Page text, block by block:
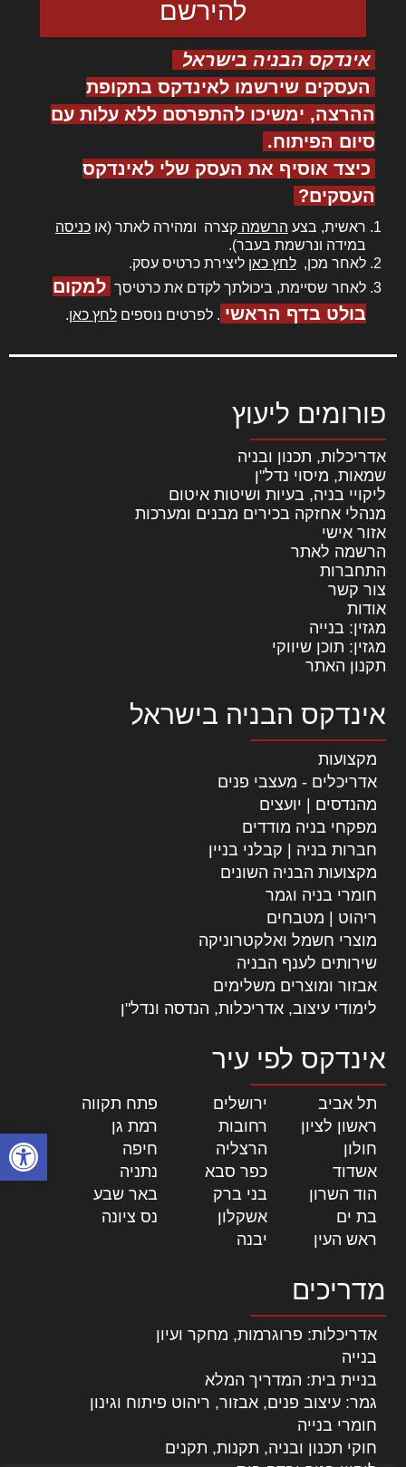
פתח
אינדקס הבניה בישראל
העסקים שירשמו לאינדקס בתקופת
ההרצה, ימשיכו להתפרסם ללא עלות עם
סיום הפיתוח.
כיצד אוסיף את העסק שלי לאינדקס
העסקים?
ראשית, בצע הרשמה קצרה ומהירה לאתר (או כניסה
במידה ונרשמת בעבר).
לאחר מכן, לחץ כאן ליצירת כרטיס עסק.
לאחר שסיימת, ביכולתך לקדם את כרטיסך למקום
בולט בדף הראשי . לפרטים נוספים לחץ כאן.
פורומים ליעוץ
אדריכלות, תכנון ובניה
שמאות, מיסוי נדל"ן
ליקויי בניה, בעיות ושיטות איטום
מנהלי אחזקה בכירים מבנים ומערכות
אזור אישי
הרשמה לאתר
התחברות
צור קשר
אודות
מגזין: בנייה
מגזין: תוכן שיווקי
תקנון האתר
אינדקס הבניה בישראל
מקצועות
אדריכלים - מעצבי פנים
מהנדסים | יועצים
מפקחי בניה מודדים
חברות בניה | קבלני בניין
מקצועות הבניה השונים
חומרי בניה וגמר
ריהוט | מטבחים
מוצרי חשמל ואלקטרוניקה
שירותים לענף הבניה
אבזור ומוצרים משלימים
לימודי עיצוב, אדריכלות, הנדסה ונדל"ן
אינדקס לפי עיר
תל אביב ירושלים פתח תקווה
ראשון לציון
רחובות רמת גן
חולון
הרצליה חיפה
אשדוד
כפר סבא נתניה
הוד השרון
בני ברק באר שבע
בת ים
אשקלון נס ציונה
ראש העין
יבנה
מדריכים
אדריכלות: פרוגרמות, מחקר ועיון
בנייה
בניית בית: המדריך המלא
גמר: עיצוב פנים, אבזור, ריהוט פיתוח וגינון
חומרי בנייה
חוקי תכנון ובניה, תקנות, תקנים